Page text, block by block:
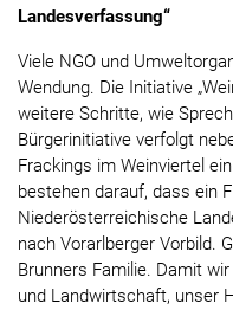
Landesverfassung“
Viele NGO und
Wendung. Die Initiative
weitere Schritte, wie
Bürgerinitiative verfolgt
Frackings im Weinviertel
bestehen darauf, dass ein
Niederösterreichische
nach Vorarlberger Vorbild.
Brunners Familie. Damit
und Landwirtschaft, unser